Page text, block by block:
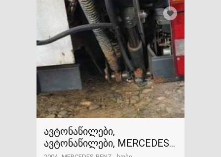
ავტონაწილები,
ავტონაწილები, MERCEDES-